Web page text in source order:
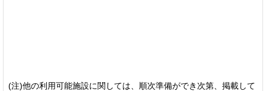
(注)他の利用可能施設に関しては、順次準備ができ次第、掲載して